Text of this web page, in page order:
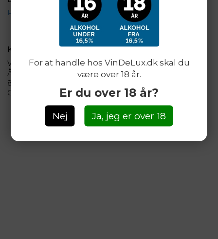
For at handle hos VinDeLux.dk skal du
være over 18 år.
Er du over 18 år?
Nej Ja, jeg er over 18
Persondatapolitik
KONTAKT
VinDeLux.dk
Århusvej 25
8410 Rønde
CVR: 30 55 58 80